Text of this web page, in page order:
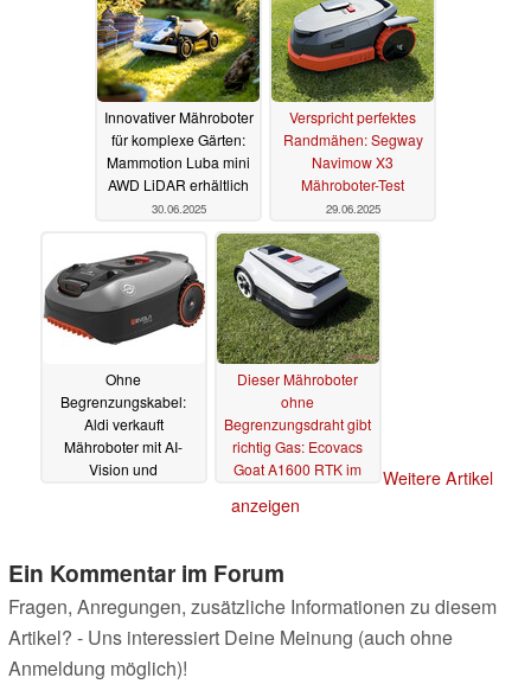
Innovativer Mähroboter
für komplexe Gärten:
Mammotion Luba mini
AWD LiDAR erhältlich
30.06.2025
Verspricht perfektes
Randmähen: Segway
Navimow X3
Mähroboter-Test
29.06.2025
Ohne
Begrenzungskabel:
Aldi verkauft
Mähroboter mit AI-
Vision und
Dieser Mähroboter
ohne
Begrenzungsdraht gibt
richtig Gas: Ecovacs
Goat A1600 RTK im
Weitere Artikel
anzeigen
Ein Kommentar im Forum
Fragen, Anregungen, zusätzliche Informationen zu diesem
Artikel? - Uns interessiert Deine Meinung (auch ohne
Anmeldung möglich)!